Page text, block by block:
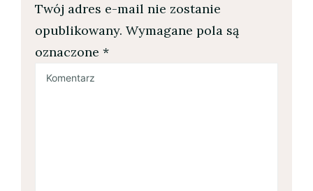
Twój adres e-mail nie zostanie
opublikowany. Wymagane pola są
oznaczone *